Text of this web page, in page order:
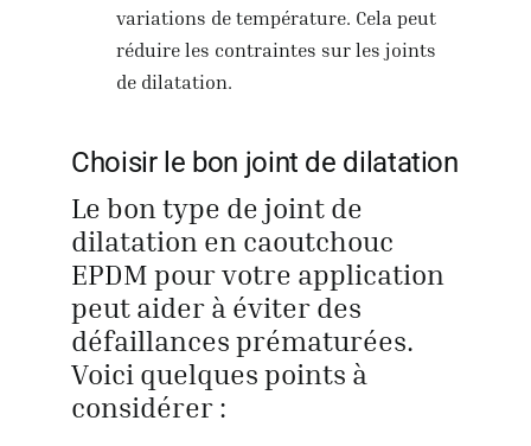
variations de température. Cela peut
réduire les contraintes sur les joints
de dilatation.
Choisir le bon joint de dilatation
Le bon type de joint de
dilatation en caoutchouc
EPDM pour votre application
peut aider à éviter des
défaillances prématurées.
Voici quelques points à
considérer :